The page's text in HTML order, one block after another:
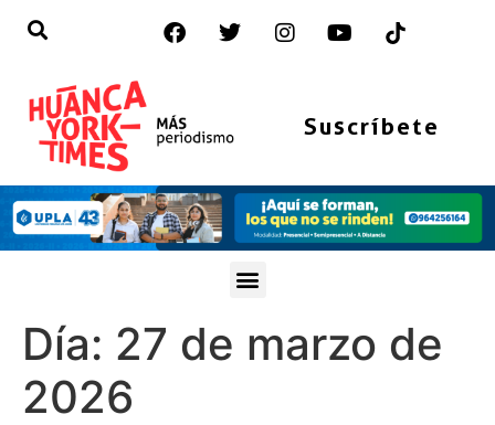
Suscríbete
Día: 27 de marzo de
2026